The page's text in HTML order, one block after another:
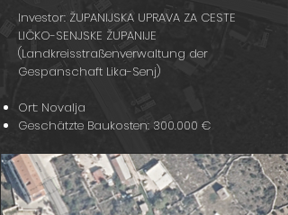
Investor: ŽUPANIJSKA UPRAVA ZA CESTE
LIČKO-SENJSKE ŽUPANIJE
(Landkreisstraßenverwaltung der
Gespanschaft Lika-Senj)
Ort: Novalja
Geschätzte Baukosten: 300.000 €